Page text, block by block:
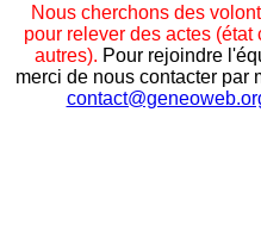
Nous cherchons des
pour relever des actes (état
autres). Pour rejoindre
merci de nous contacter par